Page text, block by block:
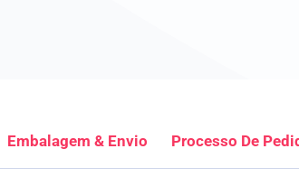
Embalagem & Envio Processo De